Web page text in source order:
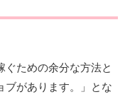
ための余分な方法と
ブがあります。」とな